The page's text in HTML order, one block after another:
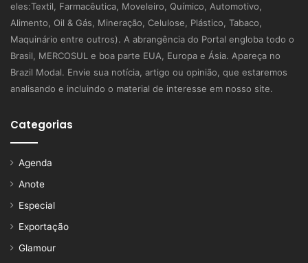
eles:Textil, Farmacêutica, Moveleiro, Químico, Automotivo,
Alimento, Oil & Gás, Mineração, Celulose, Plástico, Tabaco,
Maquinário entre outros). A abrangência do Portal engloba todo o
Brasil, MERCOSUL e boa parte EUA, Europa e Ásia. Apareça no
Brazil Modal. Envie sua notícia, artigo ou opinião, que estaremos
analisando e incluindo o material de interesse em nosso site.
Categorias
Agenda
Anote
Especial
Exportação
Glamour